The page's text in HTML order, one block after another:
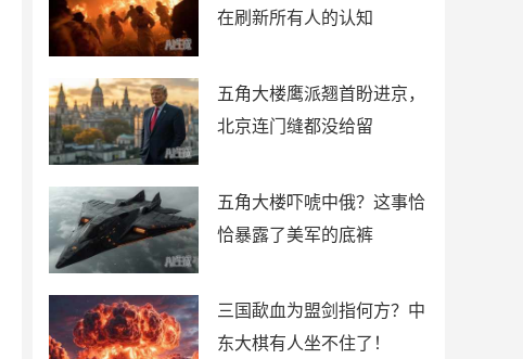
在刷新所有人的认知
五角大楼鹰派翘首盼进京，
北京连门缝都没给留
五角大楼吓唬中俄？这事恰
恰暴露了美军的底裤
三国歃血为盟剑指何方？中
东大棋有人坐不住了！